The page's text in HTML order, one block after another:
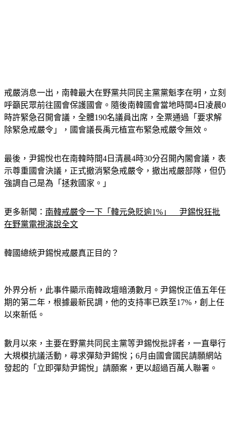
戒嚴消息一出，南韓最大在野黨共同民主黨黨魁李在明，立刻
呼籲民眾前往國會保護國會。隨後南韓國會當地時間4日凌晨0
時許緊急召開會議，全體190名議員出席，全票通過「要求解
除緊急戒嚴令」，國會議長禹元植宣布緊急戒嚴令無效。
最後，尹錫悅也在南韓時間4日清晨4時30分召開內閣會議，表
示尊重國會決議，正式撤消緊急戒嚴令，撤出戒嚴部隊，但仍
強調自己是為「拯救國家。」
更多新聞： 南韓戒嚴令一下「韓元急貶逾1%」　尹錫悅狂批
在野黨電視演說全文
韓國總統尹錫悅戒嚴真正目的？
外界分析，此事件顯示南韓政壇暗湧數月。尹錫悅正值五年任
期的第二年，根據最新民調，他的支持率已跌至17%，創上任
以來新低。
數月以來，主要在野黨共同民主黨等尹錫悅批評者，一直舉行
大規模抗議活動，尋求彈劾尹錫悅；6月由國會國民請願網站
發起的「立即彈劾尹錫悅」請願案，更以超過百萬人聯署。